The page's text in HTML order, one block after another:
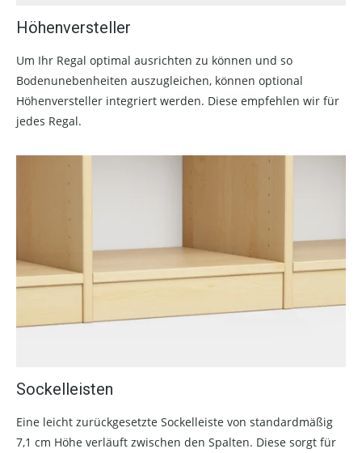
Höhenversteller
Um Ihr Regal optimal ausrichten zu können und so
Bodenunebenheiten auszugleichen, können optional
Höhenversteller integriert werden. Diese empfehlen wir für
jedes Regal.
Sockelleisten
Eine leicht zurückgesetzte Sockelleiste von standardmäßig
7,1 cm Höhe verläuft zwischen den Spalten. Diese sorgt für